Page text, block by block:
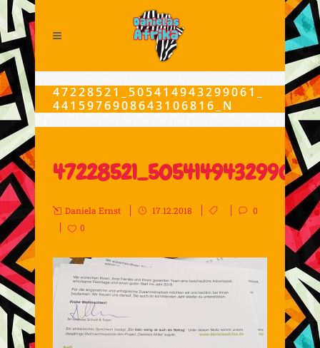
47228521_505414943299061_
4415976908643106816_N
Daniela Ernst 17.12.2018
0
0